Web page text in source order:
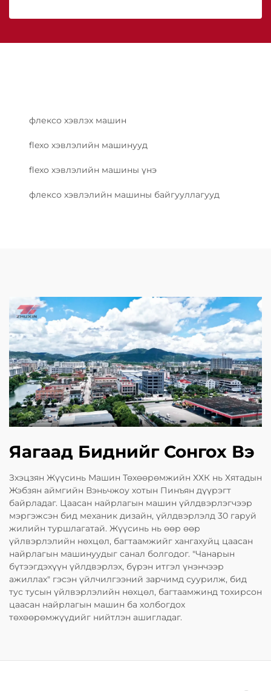
флексо хэвлэх машин
flexo хэвлэлийн машинууд
flexo хэвлэлийн машины үнэ
флексо хэвлэлийн машины байгууллагууд
Яагаад Биднийг Сонгох Вэ
Зхэцзян Жүүсинь Машин Төхөөрөмжийн ХХК нь Хятадын
Жэбзян аймгийн Вэньчжоу хотын Пинъян дүүрэгт
байрладаг. Цаасан найрлагын машин үйлдвэрлэгчээр
мэргэжсэн бид механик дизайн, үйлдвэрлэлд 30 гаруй
жилийн туршлагатай. Жүүсинь нь өөр өөр
үйлвэрлэлийн нөхцөл, багтаамжийг хангахуйц цаасан
найрлагын машинуудыг санал болгодог. "Чанарын
бүтээгдэхүүн үйлдвэрлэх, бүрэн итгэл үнэнчээр
ажиллах" гэсэн үйлчилгээний зарчимд суурилж, бид
тус тусын үйлвэрлэлийн нөхцөл, багтаамжинд тохирсон
цаасан найрлагын машин ба холбогдох
төхөөрөмжүүдийг нийтлэн ашигладаг.